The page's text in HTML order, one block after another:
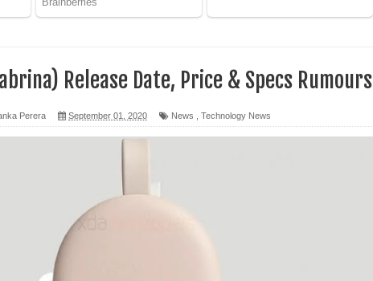
ලියන්න ගීතයේ පද පෙළ
Release Date, Price & Specs Rumours
Perera September 01, 2020 News Technology News